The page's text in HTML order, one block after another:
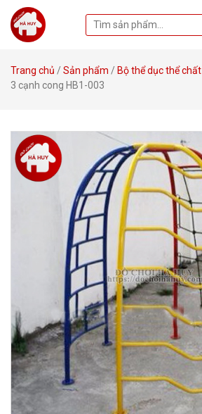
Trang chủ / Sản phẩm / Bộ thể dục thể chất
3 cạnh cong HB1-003